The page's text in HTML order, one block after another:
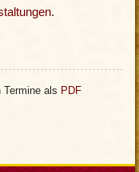
.
Termine als PDF